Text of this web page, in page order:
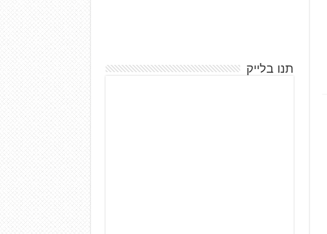
תנו בלייק